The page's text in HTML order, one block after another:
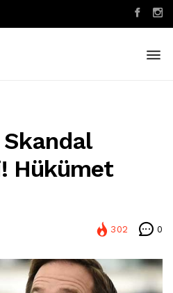
Skandal
Hükümet
302 0